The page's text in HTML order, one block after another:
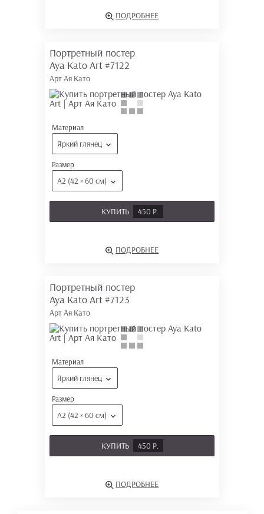
ПОДРОБНЕЕ
Портретный постер
Aya Kato Art #7122
Арт Ая Като
Материал
Яркий глянец
Размер
А2 (42 × 60 см)
КУПИТЬ 450 Р.
ПОДРОБНЕЕ
Портретный постер
Aya Kato Art #7123
Арт Ая Като
Материал
Яркий глянец
Размер
А2 (42 × 60 см)
КУПИТЬ 450 Р.
ПОДРОБНЕЕ